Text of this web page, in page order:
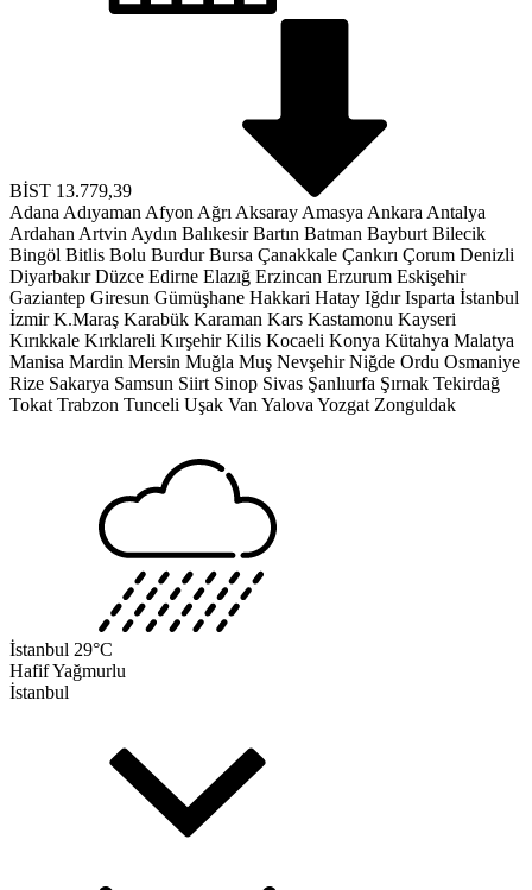
BİST 13.779,39
Adana Adıyaman Afyon Ağrı Aksaray Amasya Ankara Antalya
Ardahan Artvin Aydın Balıkesir Bartın Batman Bayburt Bilecik
Bingöl Bitlis Bolu Burdur Bursa Çanakkale Çankırı Çorum Denizli
Diyarbakır Düzce Edirne Elazığ Erzincan Erzurum Eskişehir
Gaziantep Giresun Gümüşhane Hakkari Hatay Iğdır Isparta İstanbul
İzmir K.Maraş Karabük Karaman Kars Kastamonu Kayseri
Kırıkkale Kırklareli Kırşehir Kilis Kocaeli Konya Kütahya Malatya
Manisa Mardin Mersin Muğla Muş Nevşehir Niğde Ordu Osmaniye
Rize Sakarya Samsun Siirt Sinop Sivas Şanlıurfa Şırnak Tekirdağ
Tokat Trabzon Tunceli Uşak Van Yalova Yozgat Zonguldak
İstanbul 29°C
Hafif Yağmurlu
İstanbul